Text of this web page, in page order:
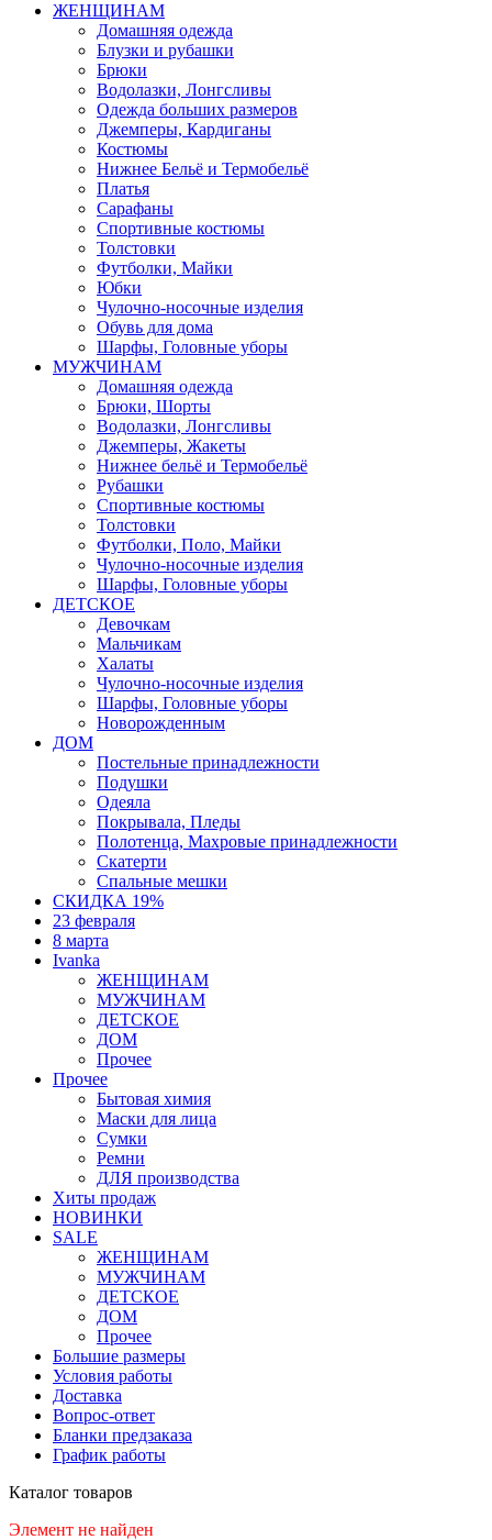
ЖЕНЩИНАМ
Домашняя одежда
Блузки и рубашки
Брюки
Водолазки, Лонгсливы
Одежда больших размеров
Джемперы, Кардиганы
Костюмы
Нижнее Бельё и Термобельё
Платья
Сарафаны
Спортивные костюмы
Толстовки
Футболки, Майки
Юбки
Чулочно-носочные изделия
Обувь для дома
Шарфы, Головные уборы
МУЖЧИНАМ
Домашняя одежда
Брюки, Шорты
Водолазки, Лонгсливы
Джемперы, Жакеты
Нижнее бельё и Термобельё
Рубашки
Спортивные костюмы
Толстовки
Футболки, Поло, Майки
Чулочно-носочные изделия
Шарфы, Головные уборы
ДЕТСКОЕ
Девочкам
Мальчикам
Халаты
Чулочно-носочные изделия
Шарфы, Головные уборы
Новорожденным
ДОМ
Постельные принадлежности
Подушки
Одеяла
Покрывала, Пледы
Полотенца, Махровые принадлежности
Скатерти
Спальные мешки
СКИДКА 19%
23 февраля
8 марта
Ivanka
ЖЕНЩИНАМ
МУЖЧИНАМ
ДЕТСКОЕ
ДОМ
Прочее
Прочее
Бытовая химия
Маски для лица
Сумки
Ремни
ДЛЯ производства
Хиты продаж
НОВИНКИ
SALE
ЖЕНЩИНАМ
МУЖЧИНАМ
ДЕТСКОЕ
ДОМ
Прочее
Большие размеры
Условия работы
Доставка
Вопрос-ответ
Бланки предзаказа
График работы
Каталог товаров
Элемент не найден